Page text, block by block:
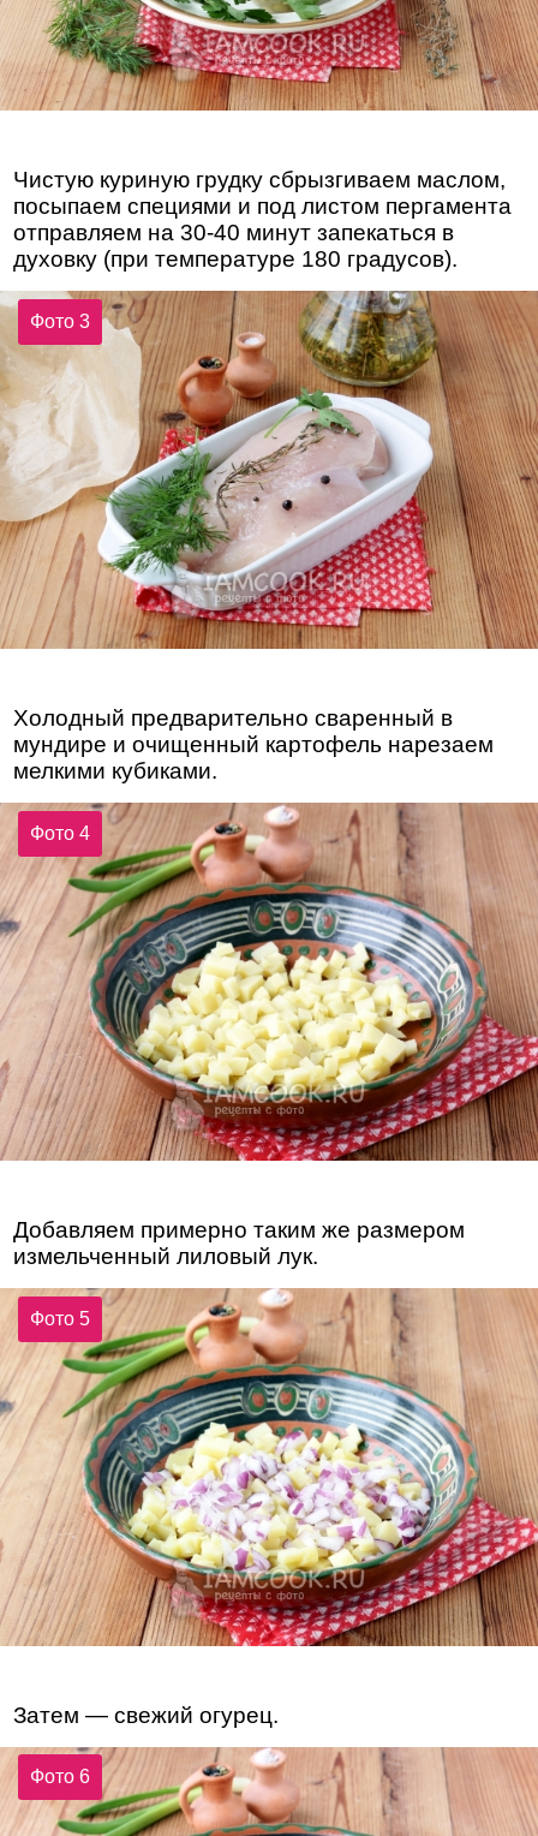
Чистую куриную грудку сбрызгиваем маслом,
посыпаем специями и под листом пергамента
отправляем на 30-40 минут запекаться в
духовку (при температуре 180 градусов).
Фото 3
Холодный предварительно сваренный в
мундире и очищенный картофель нарезаем
мелкими кубиками.
Фото 4
Добавляем примерно таким же размером
измельченный лиловый лук.
Фото 5
Затем — свежий огурец.
Фото 6